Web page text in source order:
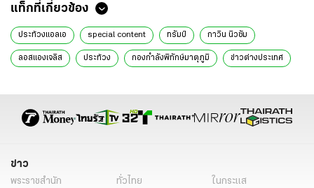
แท็กที่เกี่ยวข้อง
ประท้วงแอลเอ special content ทรัมป์ กาวิน นิวซัม
ลอสแองเจลิส ประท้วง กองกําลังพิทักษ์มาตุภูมิ ข่าวต่างประเทศ
ข่าวต่างประเทศออนไลน์ ข่าวต่างประเทศไทยรัฐ
ข่าว
พระราชสำนัก ทั่วไทย
ในกระแส